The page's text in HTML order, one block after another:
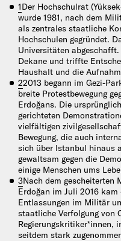
1Der Hochschulrat
wurde 1981, nach dem
als zentrales staatliche
Hochschulen gegründet.
Universitäten
Dekane und triffte
Haushalt und die
22013 begann im Gezi-
breite Protestbewegung
Erdoğans. Die
gerichteten
vielfältigen
Bewegung, die auch
sich über Istanbul hinaus
gewaltsam gegen die
einige Menschen ums
3Nach dem gescheiterten
Erdoğan im Juli 2016
Entlassungen im Militär
staatliche Verfolgung von
Regierungskritiker*innen,
seitdem stark